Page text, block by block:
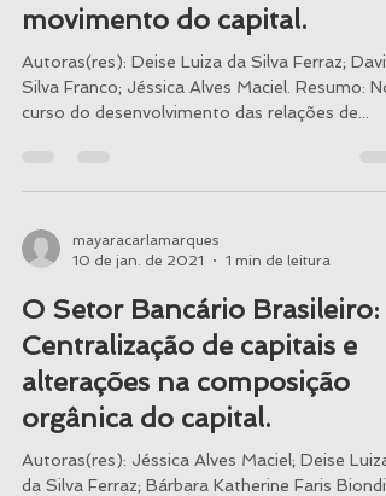
movimento do capital.
Autoras(res): Deise Luiza da Silva Ferraz; David
Silva Franco; Jéssica Alves Maciel. Resumo: No
curso do desenvolvimento das relações de...
mayaracarlamarques
10 de jan. de 2021
1 min de leitura
O Setor Bancário Brasileiro:
Centralização de capitais e
alterações na composição
orgânica do capital.
Autoras(res): Jéssica Alves Maciel; Deise Luiza
da Silva Ferraz; Bárbara Katherine Faris